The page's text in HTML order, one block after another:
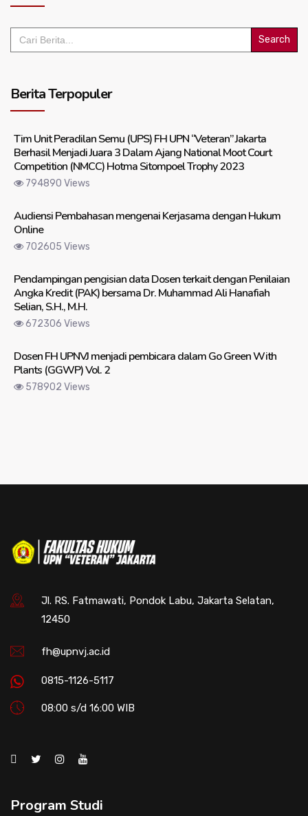
Search
for:
Berita Terpopuler
Tim Unit Peradilan Semu (UPS) FH UPN “Veteran” Jakarta
Berhasil Menjadi Juara 3 Dalam Ajang National Moot Court
Competition (NMCC) Hotma Sitompoel Trophy 2023
794890 Views
Audiensi Pembahasan mengenai Kerjasama dengan Hukum
Online
702605 Views
Pendampingan pengisian data Dosen terkait dengan Penilaian
Angka Kredit (PAK) bersama Dr. Muhammad Ali Hanafiah
Selian, S.H., M.H.
672306 Views
Dosen FH UPNVJ menjadi pembicara dalam Go Green With
Plants (GGWP) Vol. 2
578902 Views
Jl. RS. Fatmawati, Pondok Labu, Jakarta Selatan,
12450
fh@upnvj.ac.id
0815-1126-5117
08:00 s/d 16:00 WIB
Program Studi